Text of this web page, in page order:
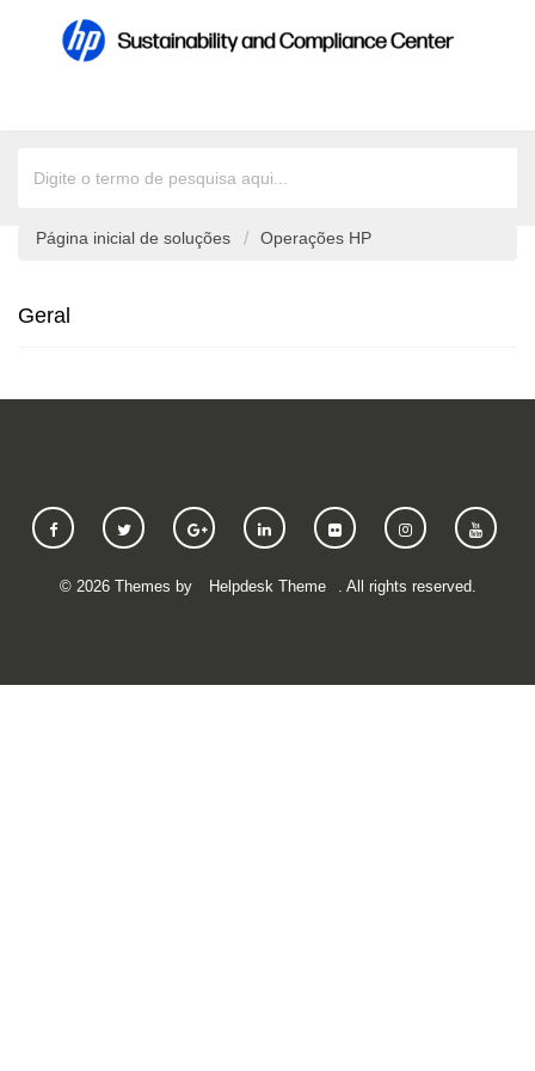
Página inicial de soluções Operações HP
Geral
© 2026Themes by Helpdesk Theme . All rights reserved.